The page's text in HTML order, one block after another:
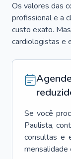
Os valores das
profissional e a
custo exato.
cardiologistas e
Se você
Paulista,
consultas e
mensalidade